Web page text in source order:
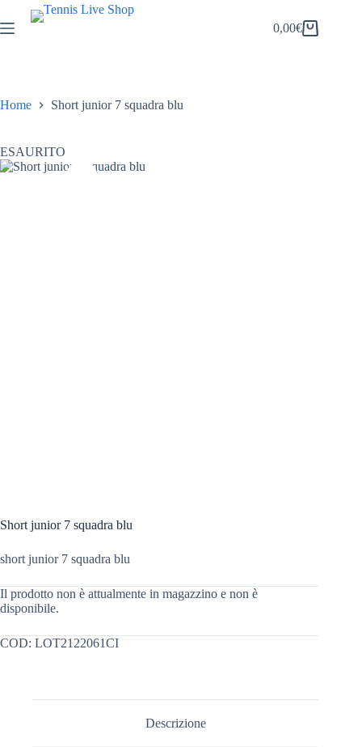
al
contenuto
Carrello
0,00€
Home Short junior 7 squadra blu
ESAURITO
Short junior 7 squadra blu
short junior 7 squadra blu
Il prodotto non è attualmente in magazzino e non è
disponibile.
COD: LOT2122061CI
Descrizione